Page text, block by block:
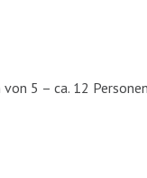
5 – ca. 12